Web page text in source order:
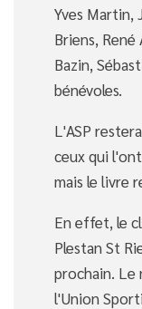
Yves Martin,
Briens,
Bazin,
bénévoles.
L'ASP
ceux qui
mais le livre
En effet, le
Plestan St
prochain. Le
l'Union